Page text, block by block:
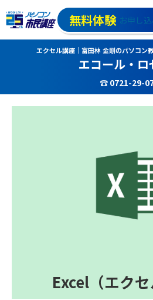
無料体験 お申し
エクセル講座｜富田林 金剛のパソコン
エコール・ロ
☎ 0721-29-
Excel（エク